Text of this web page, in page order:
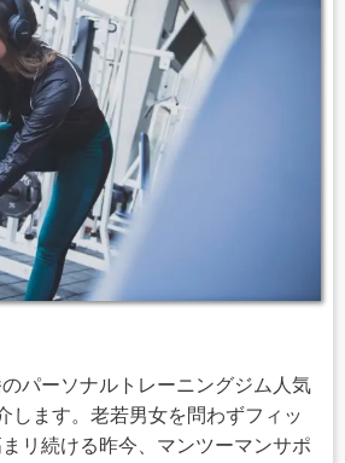
パーソナルトレーニングジム人気
します。老若男女を問わずフィッ
リ続ける昨今、マンツーマンサポ